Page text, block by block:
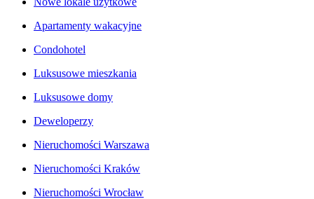
Apartamenty wakacyjne
Condohotel
Luksusowe mieszkania
Luksusowe domy
Deweloperzy
Nieruchomości Warszawa
Nieruchomości Kraków
Nieruchomości Wrocław